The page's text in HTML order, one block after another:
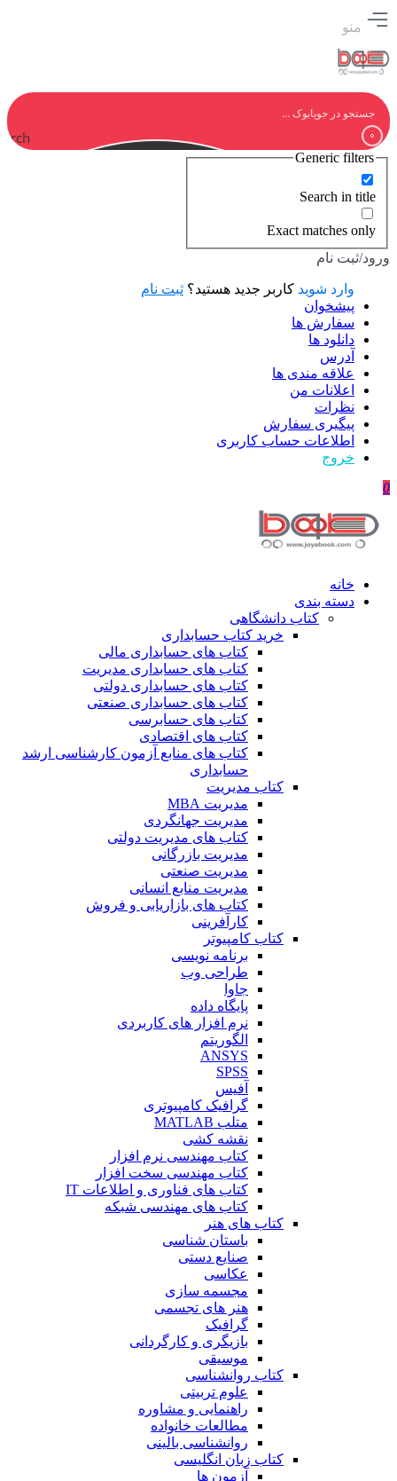
منو
Generic filters
Search in title
Exact matches only
ورود/ثبت نام
وارد شوید کاربر جدید هستید؟ ثبت نام
پیشخوان
سفارش ها
دانلود ها
آدرس
علاقه مندی ها
اعلانات من
نظرات
پیگیری سفارش
اطلاعات حساب كاربری
خروج
0
خانه
دسته بندی
کتاب دانشگاهی
خرید کتاب حسابداری
کتاب های حسابداری مالی
کتاب های حسابداری مدیریت
کتاب های حسابداری دولتی
کتاب های حسابداری صنعتی
کتاب های حسابرسی
کتاب های اقتصادی
کتاب های منابع آزمون کارشناسی ارشد
حسابداری
کتاب مدیریت
مدیریت MBA
مدیریت جهانگردی
کتاب های مدیریت دولتی
مدیریت بازرگانی
مدیریت صنعتی
مدیریت منابع انسانی
کتاب های بازاریابی و فروش
کارآفرینی
کتاب کامپیوتر
برنامه نویسی
طراحی وب
جاوا
پایگاه داده
نرم افزار های کاربردی
الگوریتم
ANSYS
SPSS
آفیس
گرافیک کامپیوتری
متلب MATLAB
نقشه کشی
کتاب مهندسی نرم افزار
کتاب مهندسی سخت افزار
کتاب های فناوری و اطلاعات IT
کتاب های مهندسی شبکه
کتاب های هنر
باستان شناسی
صنایع دستی
عکاسی
مجسمه سازی
هنر های تجسمی
گرافیک
بازیگری و کارگردانی
موسیقی
کتاب روانشناسی
علوم تربیتی
راهنمایی و مشاوره
مطالعات خانواده
روانشناسی بالینی
کتاب زبان انگلیسی
آزمون ها